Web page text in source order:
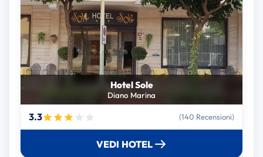
Hotel Sole
Diano Marina
3.3 (140 Recensioni)
VEDI HOTEL